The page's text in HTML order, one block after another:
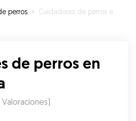
perros » Cuidadores de perros en La Orotava
de perros en
Valoraciones)